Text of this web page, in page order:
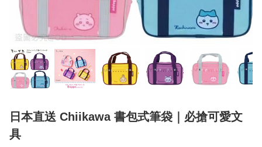
日本直送 Chiikawa 書包式筆袋｜必搶可愛文
具